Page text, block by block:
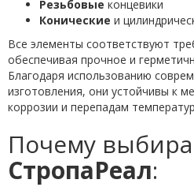
Резьбовые концевики
Конические и
Все элементы соответствуют
обеспечивая прочное и
Благодаря использованию
изготовления, они устойчивы к
коррозии и перепадам
Почему
СтропаРеал: